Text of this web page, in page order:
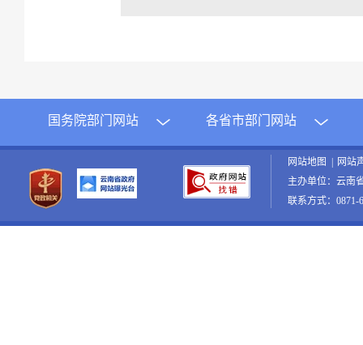
国务院部门网站 各省市部门网站
网站地图 | 网站
主办单位：云南
联系方式：0871-